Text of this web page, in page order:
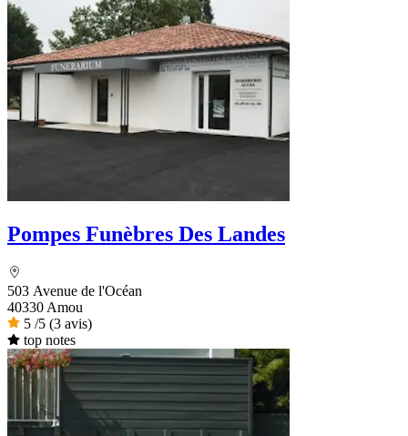
Pompes Funèbres Des Landes
503 Avenue de l'Océan
40330 Amou
5 /5 (3 avis)
top notes